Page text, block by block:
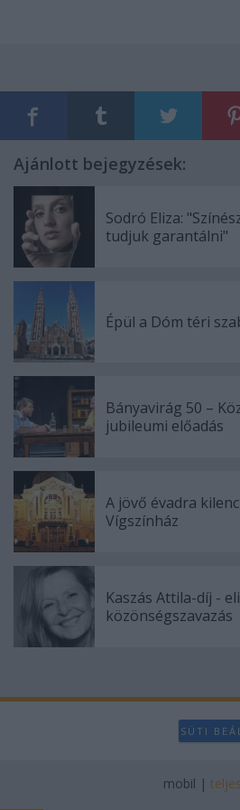
Ajánlott bejegyzések:
Sodró Eliza:
tudjuk garantálni"
Épül a Dóm téri
Bányavirág 50 –
jubileumi előadás
A jövő évadra
Vígszínház
Kaszás Attila-díj -
közönségszavazás
SÜTI
mobil | teljes